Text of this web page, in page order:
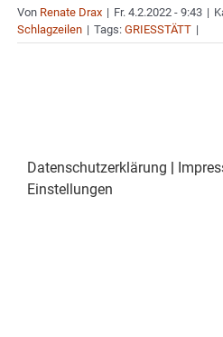
Von Renate Drax | Fr. 4.2.2022 - 9:43 |
Schlagzeilen | Tags: GRIESSTÄTT |
Datenschutzerklärung |
Einstellungen